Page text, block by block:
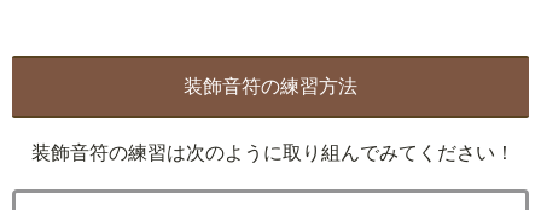
装飾音符の練習方法
装飾音符の練習は次のように取り組んでみてください！